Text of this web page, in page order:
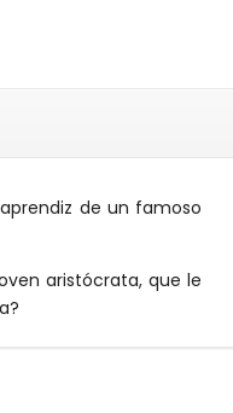
de un famoso
aristócrata, que le